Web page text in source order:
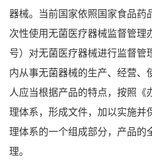
器械。当前国家依照国家食品药
次性使用无菌医疗器械监督管理
号）对无菌医疗器械进行监督管
内从事无菌器械的生产、经营、
人应当根据产品的特点，按照《
理体系，形成文件，加以实施并
理体系的一个组成部分，产品的
理。